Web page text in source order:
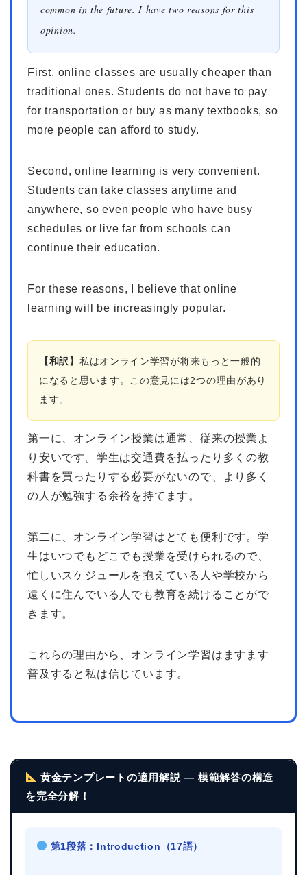
common in the future. I have two reasons for this
opinion.
First, online classes are usually cheaper than
traditional ones. Students do not have to pay
for transportation or buy as many textbooks, so
more people can afford to study.
Second, online learning is very convenient.
Students can take classes anytime and
anywhere, so even people who have busy
schedules or live far from schools can
continue their education.
For these reasons, I believe that online
learning will be increasingly popular.
【和訳】 私はオンライン学習が将来もっと一般的
になると思います。この意見には2つの理由があり
ます。
第一に、オンライン授業は通常、従来の授業よ
り安いです。学生は交通費を払ったり多くの教
科書を買ったりする必要がないので、より多く
の人が勉強する余裕を持てます。
第二に、オンライン学習はとても便利です。学
生はいつでもどこでも授業を受けられるので、
忙しいスケジュールを抱えている人や学校から
遠くに住んでいる人でも教育を続けることがで
きます。
これらの理由から、オンライン学習はますます
普及すると私は信じています。
黄金テンプレートの適用解説 — 模範解答の構造
を完全分解！
第1段落：Introduction（17語）